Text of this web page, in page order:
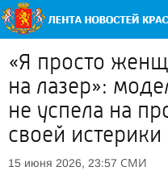
«Я просто
на лазер»:
не успела на
своей истерики
15 июня 2026, 23:57 СМИ